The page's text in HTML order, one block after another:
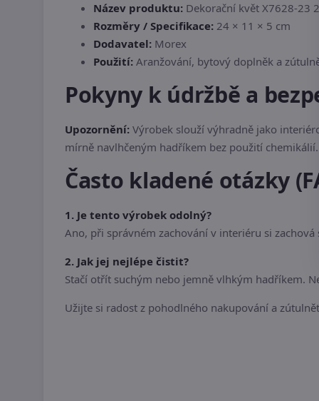
Název produktu: Dekorační květ X7628-23
Rozměry / Specifikace: 24 × 11 × 5 cm
Dodavatel: Morex
Použití: Aranžování, bytový doplněk a
Pokyny k údržbě a
Upozornění: Výrobek slouží výhradně jako
mírně navlhčeným hadříkem bez použití
Často kladené otázky
1. Je tento výrobek odolný?
Ano, při správném zachování v interiéru si
2. Jak jej nejlépe čistit?
Stačí otřít suchým nebo jemně vlhkým hadříkem.
Užijte si radost z pohodlného nakupování a